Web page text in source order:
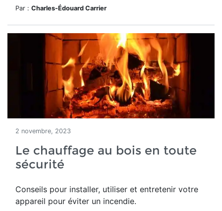
Par : Charles-Édouard Carrier
2 novembre, 2023
Le chauffage au bois en toute
sécurité
Conseils pour installer, utiliser et entretenir votre
appareil pour éviter un incendie.